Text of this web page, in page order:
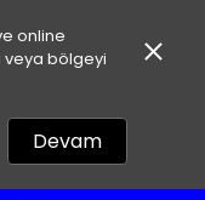
online
veya bölgeyi
Devam